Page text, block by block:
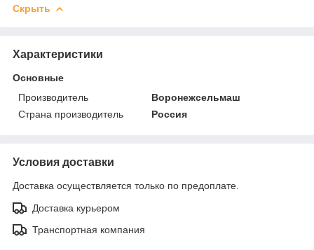
Скрыть
Характеристики
Основные
Производитель
Воронежсельмаш
Страна производитель
Россия
Условия доставки
Доставка осуществляется только по предоплате.
Доставка курьером
Транспортная компания